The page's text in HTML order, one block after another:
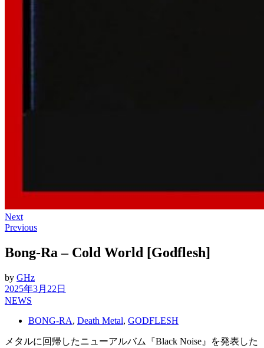
Next
Previous
Bong-Ra – Cold World [Godflesh]
by GHz
2025年3月22日
NEWS
BONG-RA, Death Metal, GODFLESH
メタルに回帰したニューアルバム『Black Noise』を発表した